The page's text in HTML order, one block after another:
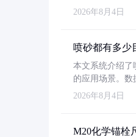
2026年8月4日
喷砂都有多少
本文系统介绍了
的应用场景。数
2026年8月4日
M20化学锚栓